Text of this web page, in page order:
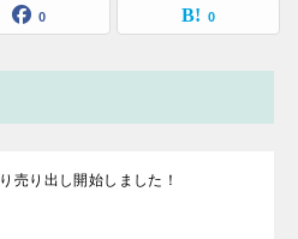
0 0
売り出し開始しました！